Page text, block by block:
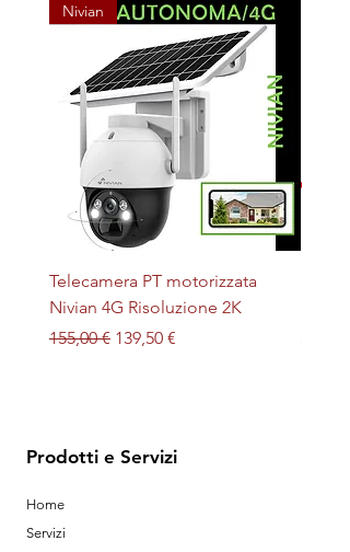
Nivian
Telecamera PT motorizzata
Nivian 4G Risoluzione 2K
Prezzo regolare
155,00 € Prezzo scontato
139,50 €
Prodotti e Servizi
Home
Servizi